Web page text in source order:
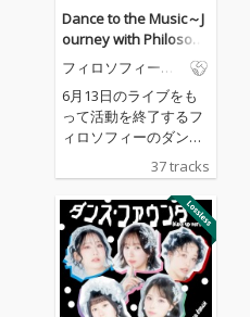
Dance to the Music～J
ourney with Philosoph
y no Dance～
フィロソフィーの
6月13日のライブをも
って活動を終了するフ
ィロソフィーのダンス
だ、「Indies Best」
と、新曲「ダンス・フ
ォー・フィロソフィ
ー」を収録した「Majo
r Best」で構成された2
枚組ベスト盤。
37 tracks